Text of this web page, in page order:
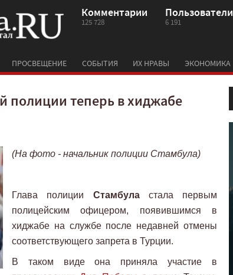
Комментарии
125 728
Пользователи
6 191
ПРОСВЕЩЕНИЕ СОБЫТИЯ ИХ НРАВЫ ЭКОНОМИКА
полиции теперь в хиджабе
(На фото - начальник полиции Стамбула)
Глава полиции Стамбуластала первым
полицейским офицером, появившимся в
хиджабе на службе после недавней отмены
соответствующего запрета в Турции.
В таком виде она приняла участие в